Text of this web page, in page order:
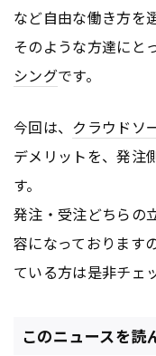
など自由な働き方を
そのような方達にと
シングです。
今回は、 クラウドソ
デメリットを、発注
す。
発注・受注どちらの
容になっておりますの
ている方は是非チェ
このニュースを読